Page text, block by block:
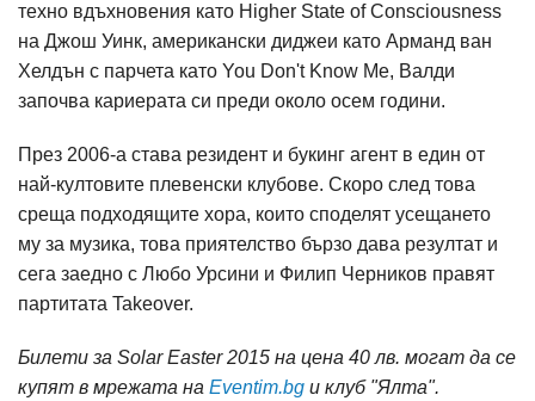
техно вдъхновения като Higher State of Consciousness
на Джош Уинк, американски диджеи като Арманд ван
Хелдън с парчета като You Don't Know Me, Валди
започва кариерата си преди около осем години.
През 2006-а става резидент и букинг агент в един от
най-култовите плевенски клубове. Скоро след това
среща подходящите хора, които споделят усещането
му за музика, това приятелство бързо дава резултат и
сега заедно с Любо Урсини и Филип Черников правят
партитата Takeover.
Билети за Solar Easter 2015 на цена 40 лв. могат да се
купят в мрежата на Eventim.bg и клуб "Ялта".